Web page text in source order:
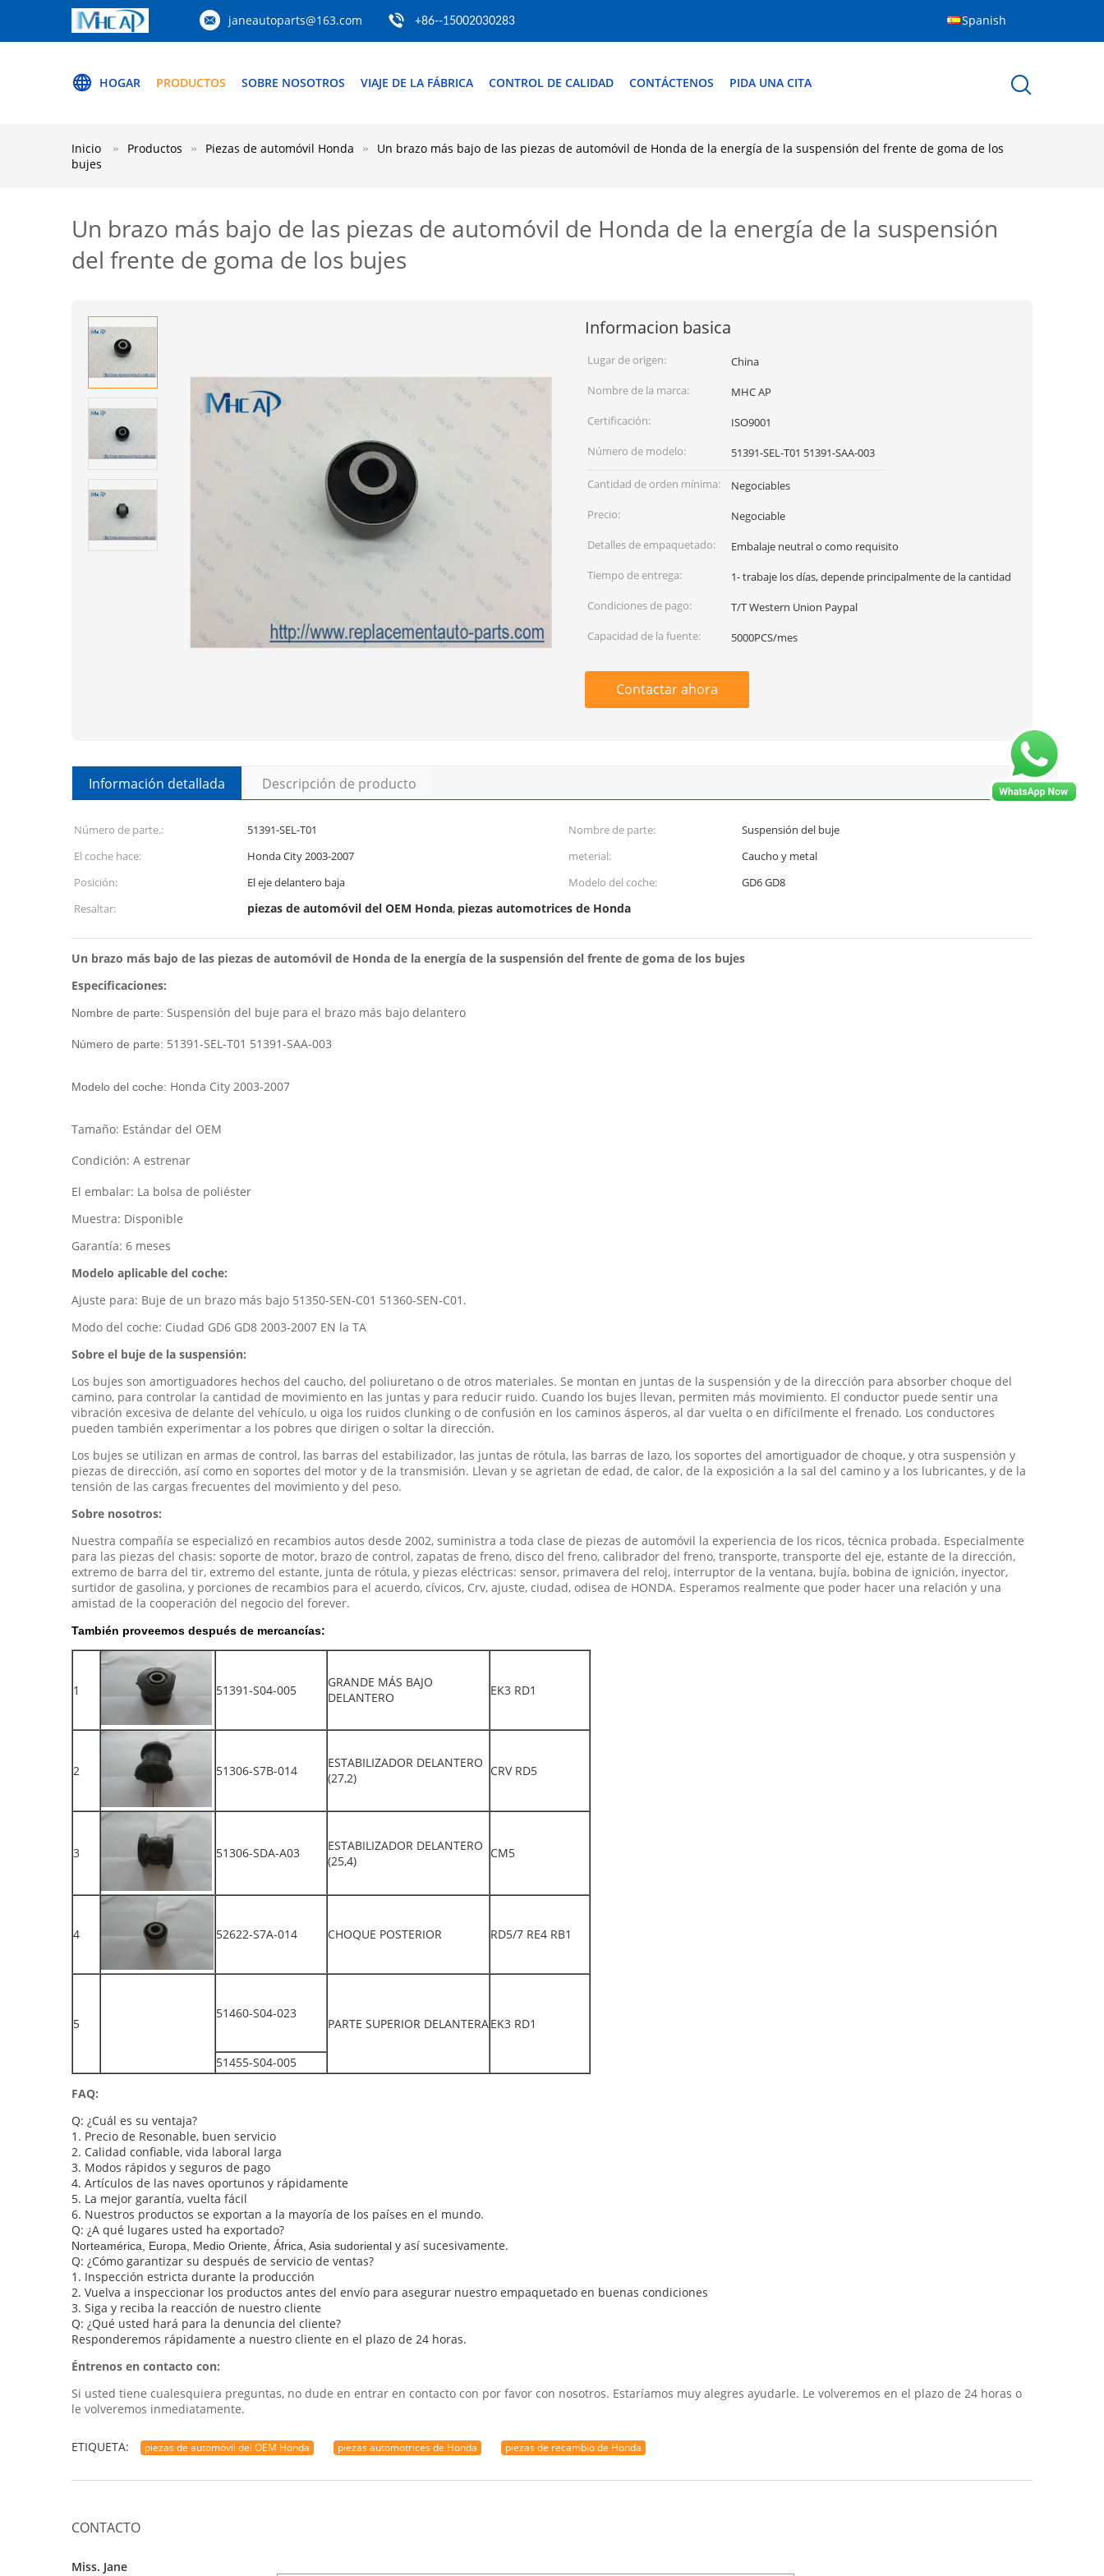
janeautoparts@163.com +86--15002030283 Spanish
HOGAR PRODUCTOS SOBRE NOSOTROS VIAJE DE LA FÁBRICA CONTROL DE CALIDAD CONTÁCTENOS PIDA UNA CITA
Inicio Productos Piezas de automóvil Honda
Un brazo más bajo de las piezas de automóvil de Honda de la energía de la suspensión del frente de goma de los
bujes
Un brazo más bajo de las piezas de automóvil de Honda de la energía de la suspensión
del frente de goma de los bujes
Informacion basica
Lugar de origen:
China
Nombre de la marca:
MHC AP
Certificación:
ISO9001
Número de modelo:
51391-SEL-T01 51391-SAA-003
Cantidad de orden mínima:
Negociables
Precio:
Negociable
Detalles de empaquetado:
Embalaje neutral o como requisito
Tiempo de entrega:
1- trabaje los días, depende principalmente de la cantidad
Condiciones de pago:
T/T Western Union Paypal
Capacidad de la fuente:
5000PCS/mes
Contactar ahora
Información detallada Descripción de producto
Número de parte.: 51391-SEL-T01 Nombre de parte:
Suspensión del buje
El coche hace:
Honda City 2003-2007 meterial:
Caucho y metal
Posición:
El eje delantero baja Modelo del coche:
GD6 GD8
Resaltar:
piezas de automóvil del OEM Honda, piezas automotrices de Honda
Un brazo más bajo de las piezas de automóvil de Honda de la energía de la suspensión del frente de goma de los bujes
Especificaciones:
Nombre de parte: Suspensión del buje para el brazo más bajo delantero
Número de parte: 51391-SEL-T01 51391-SAA-003
Modelo del coche: Honda City 2003-2007
Tamaño: Estándar del OEM
Condición: A estrenar
El embalar: La bolsa de poliéster
Muestra: Disponible
Garantía: 6 meses
Modelo aplicable del coche:
Ajuste para: Buje de un brazo más bajo 51350-SEN-C01 51360-SEN-C01.
Modo del coche: Ciudad GD6 GD8 2003-2007 EN la TA
Sobre el buje de la suspensión:
Los bujes son amortiguadores hechos del caucho, del poliuretano o de otros materiales. Se montan en juntas de la suspensión y de la dirección para absorber choque del
camino, para controlar la cantidad de movimiento en las juntas y para reducir ruido. Cuando los bujes llevan, permiten más movimiento. El conductor puede sentir una
vibración excesiva de delante del vehículo, u oiga los ruidos clunking o de confusión en los caminos ásperos, al dar vuelta o en difícilmente el frenado. Los conductores
pueden también experimentar a los pobres que dirigen o soltar la dirección.
Los bujes se utilizan en armas de control, las barras del estabilizador, las juntas de rótula, las barras de lazo, los soportes del amortiguador de choque, y otra suspensión y
piezas de dirección, así como en soportes del motor y de la transmisión. Llevan y se agrietan de edad, de calor, de la exposición a la sal del camino y a los lubricantes, y de la
tensión de las cargas frecuentes del movimiento y del peso.
Sobre nosotros:
Nuestra compañía se especializó en recambios autos desde 2002, suministra a toda clase de piezas de automóvil la experiencia de los ricos, técnica probada. Especialmente
para las piezas del chasis: soporte de motor, brazo de control, zapatas de freno, disco del freno, calibrador del freno, transporte, transporte del eje, estante de la dirección,
extremo de barra del tir, extremo del estante, junta de rótula, y piezas eléctricas: sensor, primavera del reloj, interruptor de la ventana, bujía, bobina de ignición, inyector,
surtidor de gasolina, y porciones de recambios para el acuerdo, cívicos, Crv, ajuste, ciudad, odisea de HONDA. Esperamos realmente que poder hacer una relación y una
amistad de la cooperación del negocio del forever.
También proveemos después de mercancías:
1 51391-S04-005
GRANDE MÁS BAJO
DELANTERO
EK3 RD1
2 51306-S7B-014
ESTABILIZADOR DELANTERO
(27,2)
CRV RD5
3 51306-SDA-A03
ESTABILIZADOR DELANTERO
(25,4)
CM5
4 52622-S7A-014 CHOQUE POSTERIOR RD5/7 RE4 RB1
5
51460-S04-023
PARTE SUPERIOR DELANTERAEK3 RD1
51455-S04-005
FAQ:
Q: ¿Cuál es su ventaja?
1. Precio de Resonable, buen servicio
2. Calidad confiable, vida laboral larga
3. Modos rápidos y seguros de pago
4. Artículos de las naves oportunos y rápidamente
5. La mejor garantía, vuelta fácil
6. Nuestros productos se exportan a la mayoría de los países en el mundo.
Q: ¿A qué lugares usted ha exportado?
Norteamérica, Europa, Medio Oriente, África, Asia sudoriental y así sucesivamente.
Q: ¿Cómo garantizar su después de servicio de ventas?
1. Inspección estricta durante la producción
2. Vuelva a inspeccionar los productos antes del envío para asegurar nuestro empaquetado en buenas condiciones
3. Siga y reciba la reacción de nuestro cliente
Q: ¿Qué usted hará para la denuncia del cliente?
Responderemos rápidamente a nuestro cliente en el plazo de 24 horas.
Éntrenos en contacto con:
Si usted tiene cualesquiera preguntas, no dude en entrar en contacto con por favor con nosotros. Estaríamos muy alegres ayudarle. Le volveremos en el plazo de 24 horas o
le volveremos inmediatamente.
ETIQUETA: piezas de automóvil del OEM Honda piezas automotrices de Honda piezas de recambio de Honda
CONTACTO
Miss. Jane